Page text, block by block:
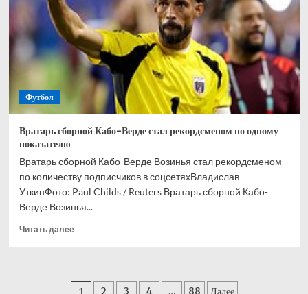
Мусаев
никогда
не
выиграет
РПЛ
Футбол
Вратарь сборной Кабо-Верде стал рекордсменом по одному
показателю
Вратарь сборной Кабо-Верде Возинья стал рекордсменом
по количеству подписчиков в соцсетяхВладислав
УткинФото: Paul Childs / Reuters Вратарь сборной Кабо-
Верде Возинья...
Читать далееПрочитать
сборной
1 2 3 4 … 88 Далее